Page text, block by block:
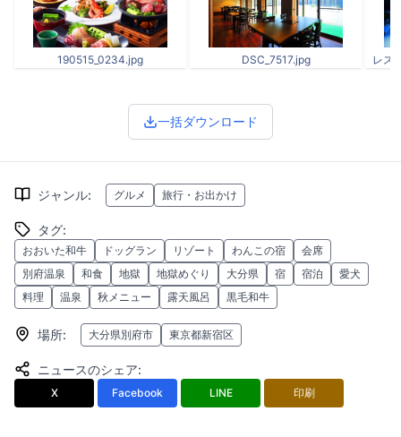
190515_0234.jpg DSC_7517.jpg レス
一括ダウンロード
ジャンル: グルメ 旅行・お出かけ
タグ:
おおいた和牛 ドッグラン リゾート わんこの宿
会席
別府温泉
和食 地獄 地獄めぐり 大分県 宿 宿泊
愛犬
料理
温泉 秋メニュー 露天風呂 黒毛和牛
場所: 大分県別府市 東京都新宿区
ニュースのシェア:
X Facebook LINE 印刷